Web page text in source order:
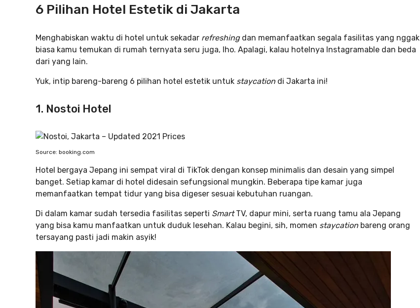
6 Pilihan Hotel Estetik di Jakarta
Menghabiskan waktu di hotel untuk sekadar refreshing dan memanfaatkan segala fasilitas yang nggak
biasa kamu temukan di rumah ternyata seru juga, lho. Apalagi, kalau hotelnya Instagramable dan beda
dari yang lain.
Yuk, intip bareng-bareng 6 pilihan hotel estetik untuk staycation di Jakarta ini!
1. Nostoi Hotel
Source: booking.com
Hotel bergaya Jepang ini sempat viral di TikTok dengan konsep minimalis dan desain yang simpel
banget. Setiap kamar di hotel didesain sefungsional mungkin. Beberapa tipe kamar juga
memanfaatkan tempat tidur yang bisa digeser sesuai kebutuhan ruangan.
Di dalam kamar sudah tersedia fasilitas seperti SmartTV, dapur mini, serta ruang tamu ala Jepang
yang bisa kamu manfaatkan untuk duduk lesehan. Kalau begini, sih, momen staycation bareng orang
tersayang pasti jadi makin asyik!